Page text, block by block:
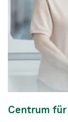
Centrum